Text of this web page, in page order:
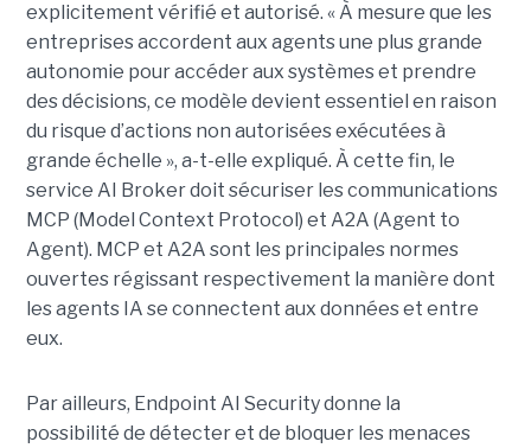
explicitement vérifié et autorisé. « À mesure que les
entreprises accordent aux agents une plus grande
autonomie pour accéder aux systèmes et prendre
des décisions, ce modèle devient essentiel en raison
du risque d’actions non autorisées exécutées à
grande échelle », a-t-elle expliqué. À cette fin, le
service AI Broker doit sécuriser les communications
MCP (Model Context Protocol) et A2A (Agent to
Agent). MCP et A2A sont les principales normes
ouvertes régissant respectivement la manière dont
les agents IA se connectent aux données et entre
eux.
Par ailleurs, Endpoint AI Security donne la
possibilité de détecter et de bloquer les menaces